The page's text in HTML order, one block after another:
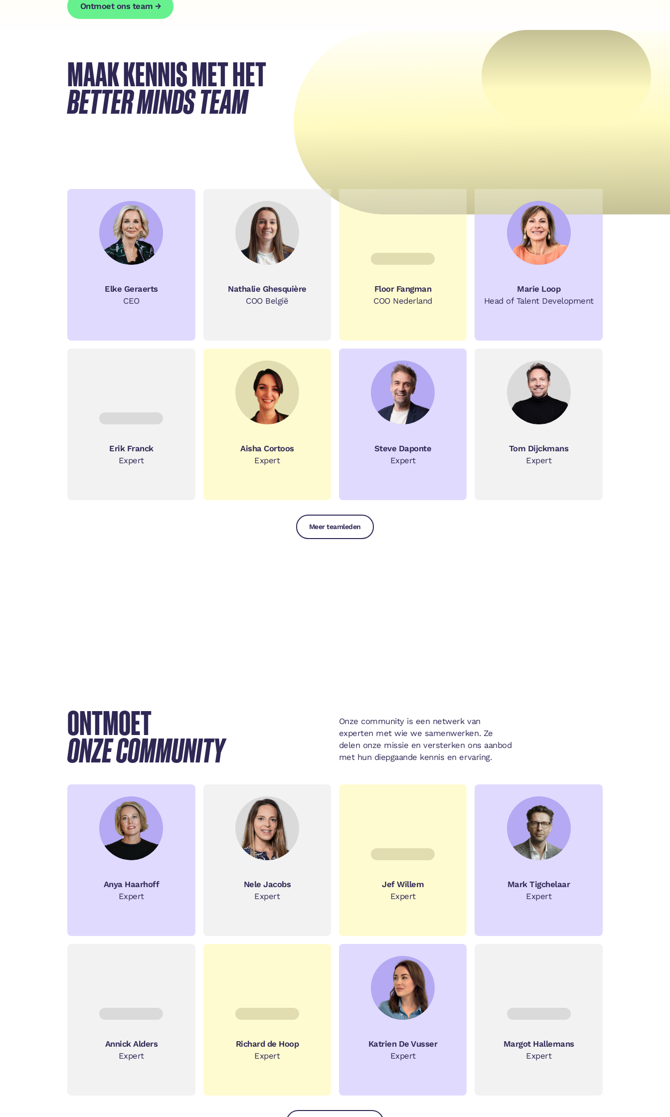
Ontmoet ons team →
MAAK KENNIS MET HET
BETTER MINDS TEAM
Elke Geraerts
CEO
Nathalie Ghesquière
COO België
Floor Fangman
COO Nederland
Marie Loop
Head of Talent Development
Erik Franck
Expert
Aisha Cortoos
Expert
Steve Daponte
Expert
Tom Dijckmans
Expert
Meer teamleden
ONTMOET
ONZE COMMUNITY
Onze community is een netwerk van
experten met wie we samenwerken. Ze
delen onze missie en versterken ons aanbod
met hun diepgaande kennis en ervaring.
Anya Haarhoff
Expert
Nele Jacobs
Expert
Jef Willem
Expert
Mark Tigchelaar
Expert
Annick Alders
Expert
Richard de Hoop
Expert
Katrien De Vusser
Expert
Margot Hallemans
Expert